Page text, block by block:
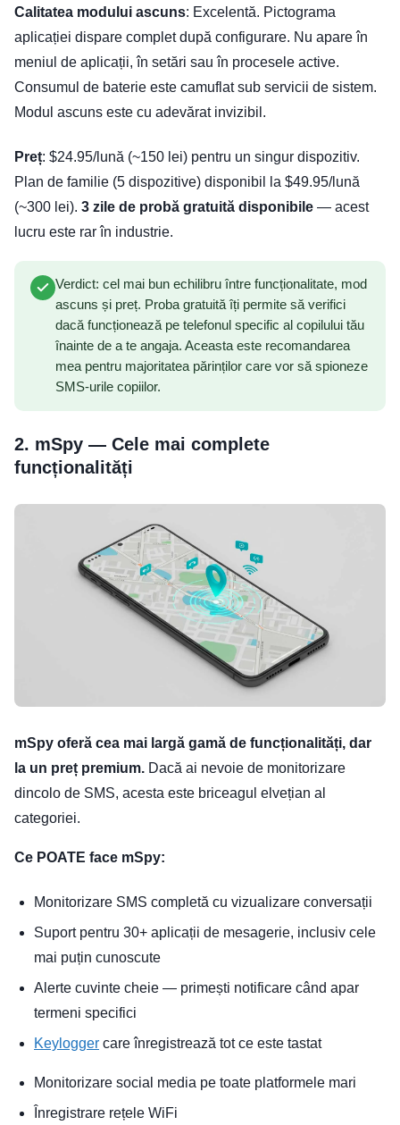
Calitatea modului ascuns: Excelentă. Pictograma
aplicației dispare complet după configurare. Nu apare în
meniul de aplicații, în setări sau în procesele active.
Consumul de baterie este camuflat sub servicii de sistem.
Modul ascuns este cu adevărat invizibil.
Preț: $24.95/lună (~150 lei) pentru un singur dispozitiv.
Plan de familie (5 dispozitive) disponibil la $49.95/lună
(~300 lei). 3 zile de probă gratuită disponibile — acest
lucru este rar în industrie.
Verdict: cel mai bun echilibru între funcționalitate, mod
ascuns și preț. Proba gratuită îți permite să verifici
dacă funcționează pe telefonul specific al copilului tău
înainte de a te angaja. Aceasta este recomandarea
mea pentru majoritatea părinților care vor să spioneze
SMS-urile copiilor.
2. mSpy — Cele mai complete
funcționalități
mSpy oferă cea mai largă gamă de funcționalități, dar
la un preț premium. Dacă ai nevoie de monitorizare
dincolo de SMS, acesta este briceagul elvețian al
categoriei.
Ce POATE face mSpy:
Monitorizare SMS completă cu vizualizare conversații
Suport pentru 30+ aplicații de mesagerie, inclusiv cele
mai puțin cunoscute
Alerte cuvinte cheie — primești notificare când apar
termeni specifici
Keylogger care înregistrează tot ce este tastat
Monitorizare social media pe toate platformele mari
Înregistrare rețele WiFi